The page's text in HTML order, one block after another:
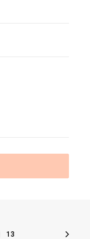
13